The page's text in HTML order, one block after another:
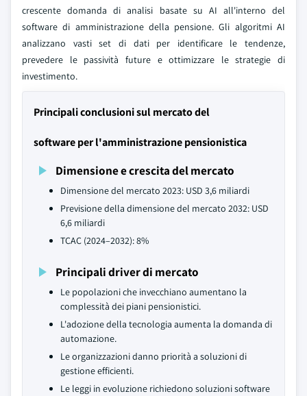
crescente domanda di analisi basate su AI all'interno del
software di amministrazione della pensione. Gli algoritmi AI
analizzano vasti set di dati per identificare le tendenze,
prevedere le passività future e ottimizzare le strategie di
investimento.
Principali conclusioni sul mercato del
software per l'amministrazione pensionistica
Dimensione e crescita del mercato
Dimensione del mercato 2023: USD 3,6 miliardi
Previsione della dimensione del mercato 2032: USD
6,6 miliardi
TCAC (2024–2032): 8%
Principali driver di mercato
Le popolazioni che invecchiano aumentano la
complessità dei piani pensionistici.
L'adozione della tecnologia aumenta la domanda di
automazione.
Le organizzazioni danno priorità a soluzioni di
gestione efficienti.
Le leggi in evoluzione richiedono soluzioni software